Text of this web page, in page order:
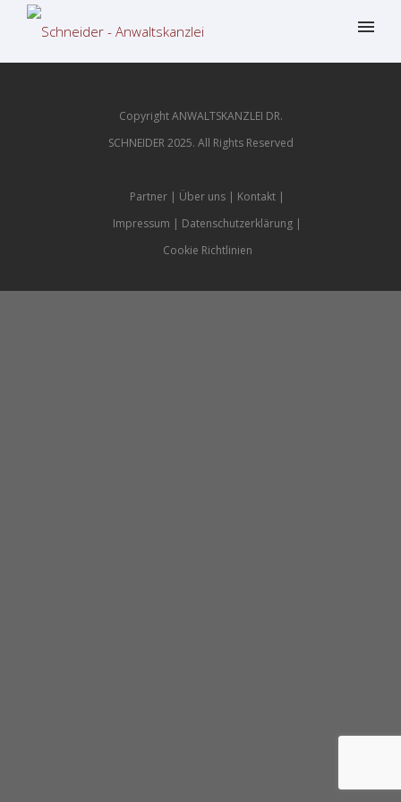
Copyright ANWALTSKANZLEI DR.
SCHNEIDER 2025. All Rights Reserved
Partner Über uns
Kontakt
Impressum
Datenschutzerklärung
Cookie Richtlinien